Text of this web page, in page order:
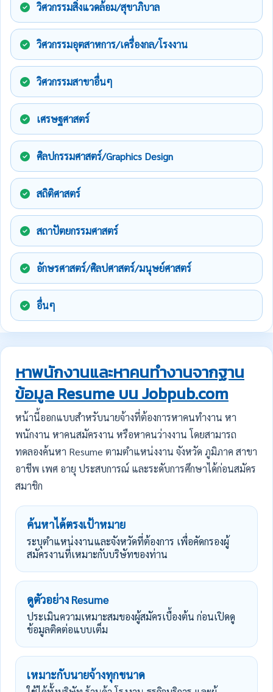
วิศวกรรมสิ่งแวดล้อม/สุขาภิบาล
วิศวกรรมอุตสาหการ/เครื่องกล/โรงงาน
วิศวกรรมสาขาอื่นๆ
เศรษฐศาสตร์
ศิลปกรรมศาสตร์/Graphics Design
สถิติศาสตร์
สถาปัตยกรรมศาสตร์
อักษรศาสตร์/ศิลปศาสตร์/มนุษย์ศาสตร์
อื่นๆ
หาพนักงานและหาคนทำงานจากฐาน
ข้อมูล Resume บน Jobpub.com
หน้านี้ออกแบบสำหรับนายจ้างที่ต้องการหาคนทำงาน หา
พนักงาน หาคนสมัครงาน หรือหาคนว่างงาน โดยสามารถ
ทดลองค้นหา Resume ตามตำแหน่งงาน จังหวัด ภูมิภาค สาขา
อาชีพ เพศ อายุ ประสบการณ์ และระดับการศึกษาได้ก่อนสมัคร
สมาชิก
ค้นหาได้ตรงเป้าหมาย
ระบุตำแหน่งงานและจังหวัดที่ต้องการ เพื่อคัดกรองผู้
สมัครงานที่เหมาะกับบริษัทของท่าน
ดูตัวอย่าง Resume
ประเมินความเหมาะสมของผู้สมัครเบื้องต้น ก่อนเปิดดู
ข้อมูลติดต่อแบบเต็ม
เหมาะกับนายจ้างทุกขนาด